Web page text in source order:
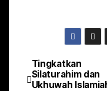
Navigasi
Tingkatkan
Silaturahim dan
Ukhuwah